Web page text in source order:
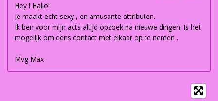
Hey ! Hallo!
Je maakt echt sexy , en amusante attributen.
Ik ben voor mijn acts altijd opzoek na nieuwe dingen. Is het
mogelijk om eens contact met elkaar op te nemen .
Mvg Max